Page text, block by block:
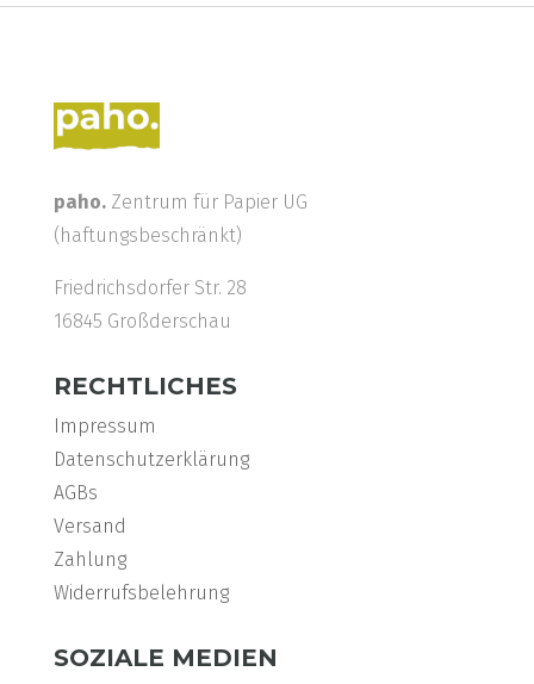
paho.Zentrum für Papier UG
(haftungsbeschränkt)
Friedrichsdorfer Str. 28
16845 Großderschau
RECHTLICHES
Impressum
Datenschutzerklärung
AGBs
Versand
Zahlung
Widerrufsbelehrung
SOZIALE MEDIEN